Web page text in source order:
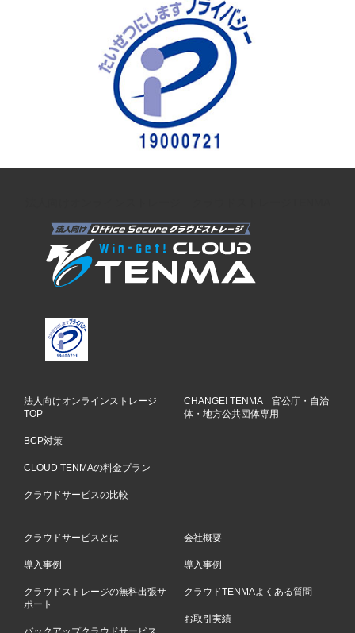
法人向けオンラインストレージ
TOP
BCP対策
CLOUD TENMAの料金プラン
クラウドサービスの比較
CHANGE! TENMA 官公庁・自治
体・地方公共団体専用
クラウドサービスとは
導入事例
クラウドストレージの無料出張サ
ポート
会社概要
導入事例
クラウドTENMAよくある質問
お取引実績